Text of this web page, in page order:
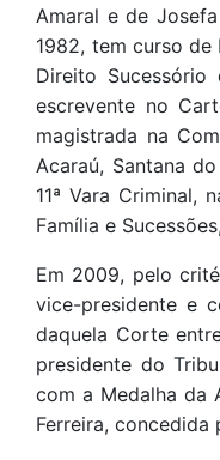
Amaral e de
1982, tem curso de
Direito Sucessório
escrevente no
magistrada na
Acaraú, Santana
11ª Vara Criminal,
Família e
Em 2009, pelo
vice-presidente e
daquela Corte
presidente do
com a Medalha da
Ferreira, concedida